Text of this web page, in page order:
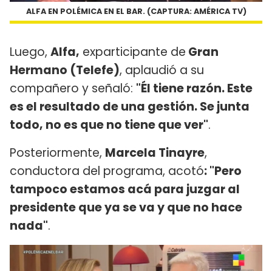
ALFA EN POLÉMICA EN EL BAR. (CAPTURA: AMÉRICA TV)
Luego, Alfa, exparticipante de Gran
Hermano (Telefe), aplaudió a su
compañero y señaló: "Él tiene razón. Este
es el resultado de una gestión. Se junta
todo, no es que no tiene que ver".
Posteriormente, Marcela Tinayre,
conductora del programa, acotó: "Pero
tampoco estamos acá para juzgar al
presidente que ya se va y que no hace
nada".